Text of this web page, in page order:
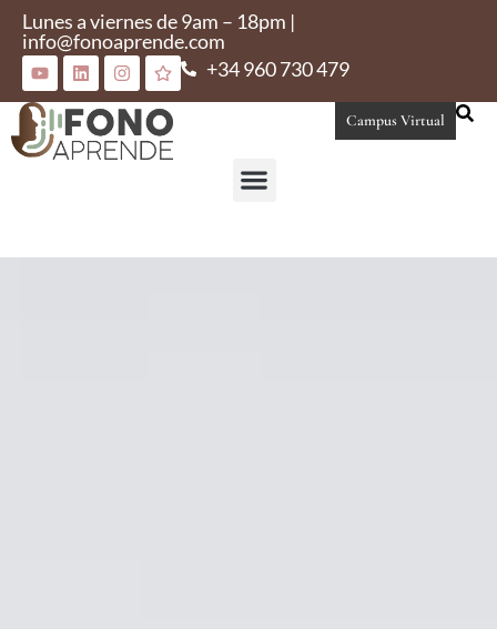
Lunes a viernes de 9am – 18pm |
info@fonoaprende.com
+34 960 730 479
Campus Virtual